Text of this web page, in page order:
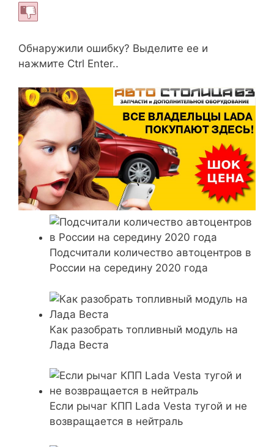
Обнаружили ошибку? Выделите ее и
нажмите Ctrl Enter..
Подсчитали количество автоцентров в
России на середину 2020 года
Как разобрать топливный модуль на
Лада Веста
Если рычаг КПП Lada Vesta тугой и не
возвращается в нейтраль